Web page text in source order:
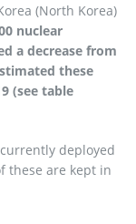
(North Korea)
nuclear
a decrease from
these
(see table
deployed
these are kept in